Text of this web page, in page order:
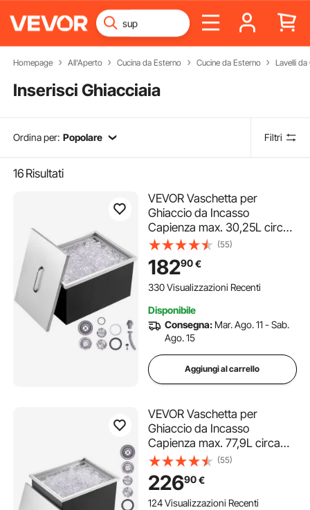
Homepage All'Aperto Cucina da Esterno Cucine da Esterno Lavelli
Inserisci Ghiacciaia
Ordina per: Popolare Filtri
16 Risultati
VEVOR Vaschetta per
Ghiaccio da Incasso
Capienza max. 30,25L circa
Dimensioni
508x355x308mm,
Ghiacciaia da Incasso con
Coperchio in Acciaio Inox
Ghiaccio da Bar Feste Hotel
(55)
18290€
330 Visualizzazioni Recenti
Disponibile
Consegna: Mar. Ago. 11 - Sab.
Ago. 15
Aggiungi al carrello
VEVOR Vaschetta per
Ghiaccio da Incasso
Capienza max. 77,9L circa
Dimensioni 532x430x458
mm, Ghiacciaia da Incasso
con Coperchio in Acciaio Inox
Conservazione di Cubetti di
(55)
22690€
124 Visualizzazioni Recenti